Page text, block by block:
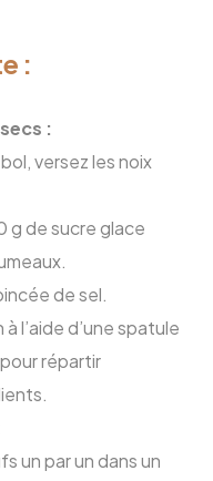
:
:
versez les noix
g de sucre glace
de sel.
l’aide d’une spatule
répartir
un par un dans un